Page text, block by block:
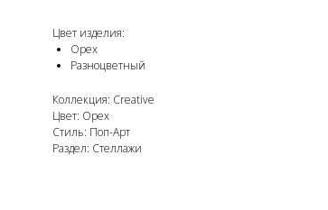
Цвет изделия:
Орех
Разноцветный
Коллекция: Creative
Цвет: Орех
Стиль: Поп-Арт
Раздел: Стеллажи